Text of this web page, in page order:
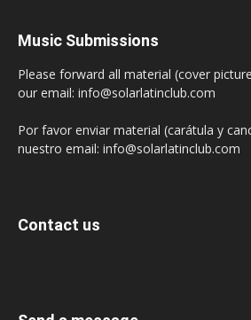
Music Submissions
Please forward all material (cover
our email: info@solarlatinclub.com
Por favor enviar material (carátula y
nuestro email: info@solarlatinclub.com
Contact us